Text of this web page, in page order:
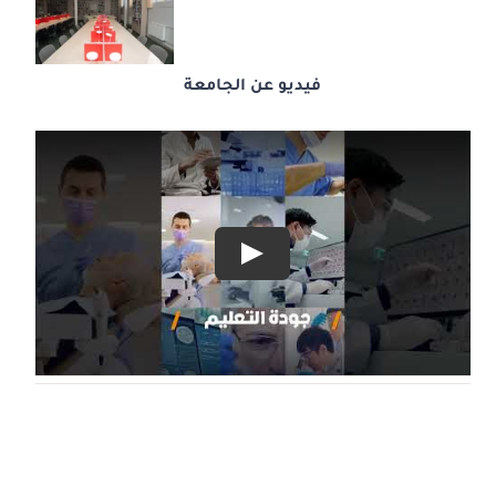
فيديو عن الجامعة
Play